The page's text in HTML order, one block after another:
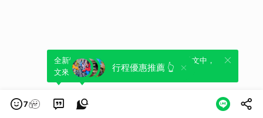
行程優惠推薦 👆
7
全新體驗！一鍵引用此內容，透過發布貼
文來輕鬆表達個人立場。
可以轉發或引用此內容至自己的貼文中，
來發表您的評論或觀點。